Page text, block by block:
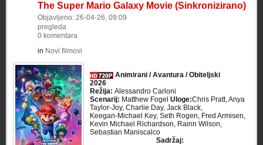
The Super Mario Galaxy Movie (Sinkronizirano)
Objavljeno: 26-04-26, 09:09
pregleda
0 komentara
in Novi filmovi
Animirani / Avantura / Obiteljski
2026
Režija: Alessandro Carloni
Scenarij: Matthew Fogel Uloge:Chris Pratt, Anya
Taylor‑Joy, Charlie Day, Jack Black,
Keegan‑Michael Key, Seth Rogen, Fred Armisen,
Kevin Michael Richardson, Rainn Wilson,
Sebastian Maniscalco
Sadržaj: